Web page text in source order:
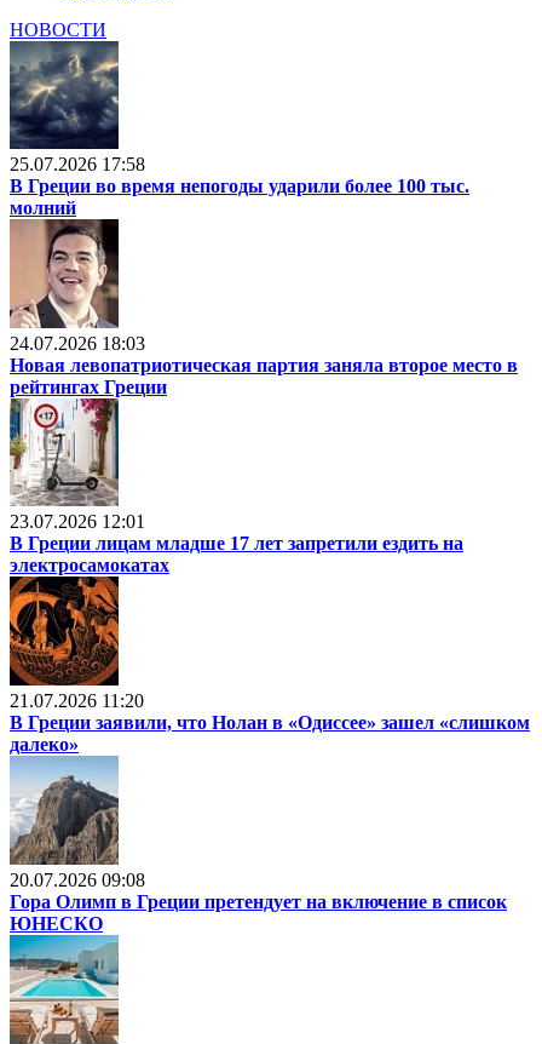
НОВОСТИ
25.07.2026 17:58
В Греции во время непогоды ударили более 100 тыс.
молний
24.07.2026 18:03
Новая левопатриотическая партия заняла второе место в
рейтингах Греции
23.07.2026 12:01
В Греции лицам младше 17 лет запретили ездить на
электросамокатах
21.07.2026 11:20
В Греции заявили, что Нолан в «Одиссее» зашел «слишком
далеко»
20.07.2026 09:08
Гора Олимп в Греции претендует на включение в список
ЮНЕСКО